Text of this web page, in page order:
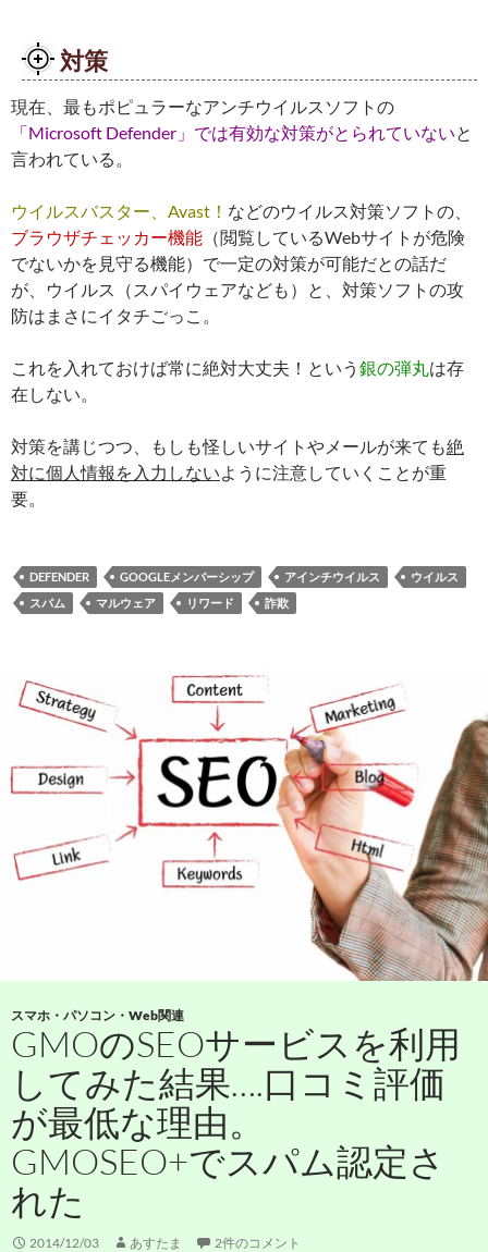
対策
現在、最もポピュラーなアンチウイルスソフトの
「Microsoft Defender」では有効な対策がとられていないと
言われている。
ウイルスバスター、Avast！ などのウイルス対策ソフトの、
ブラウザチェッカー機能 （閲覧しているWebサイトが危険
でないかを見守る機能）で一定の対策が可能だとの話だ
が、ウイルス（スパイウェアなども）と、対策ソフトの攻
防はまさにイタチごっこ。
これを入れておけば常に絶対大丈夫！という 銀の弾丸は存
在しない。
対策を講じつつ、もしも怪しいサイトやメールが来ても絶
対に個人情報を入力しないように注意していくことが重
要。
DEFENDER GOOGLEメンバーシップ アインチウイルス
ウイルス
スパム
マルウェア リワード 詐欺
スマホ・パソコン・Web関連
GMOのSEOサービスを利用
してみた結果….口コミ評価
が最低な理由。
GMOSEO+でスパム認定さ
れた
2014/12/03 あすたま 2件のコメント